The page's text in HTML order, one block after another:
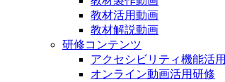
教材活用動画
教材解説動画
研修コンテンツ
アクセシビリティ機能活用
オンライン動画活用研修